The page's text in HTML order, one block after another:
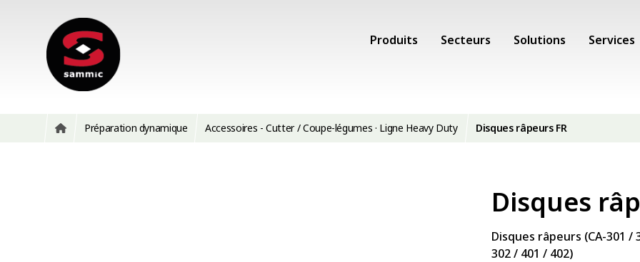
Produits Secteurs Solutions Services
Préparation dynamique Accessoires - Cutter / Coupe-légumes · Ligne Heavy Duty Disques râpeurs FR
Disques
Disques râpeurs (CA-301 /
302 / 401 / 402)